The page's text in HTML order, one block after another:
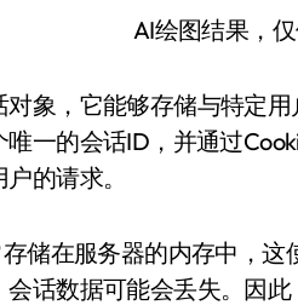
AI绘图结果，
象，它能够存储与特定
一的会话ID，并通过
的请求。
储在服务器的内存中，
话数据可能会丢失。因